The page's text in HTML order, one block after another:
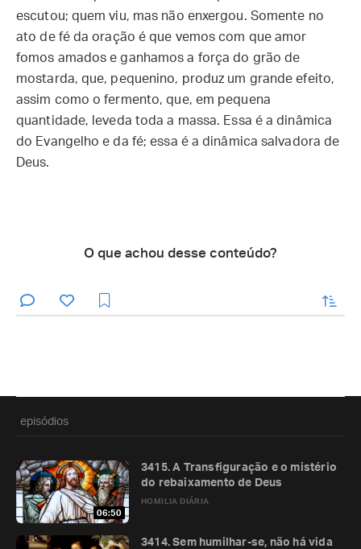
escutou; quem viu, mas não enxergou. Somente no
ato de fé da oração é que vemos com que amor
fomos amados e ganhamos a força do grão de
mostarda, que, pequenino, produz um grande efeito,
assim como o fermento, que, em pequena
quantidade, leveda toda a massa. Essa é a dinâmica
do Evangelho e da fé; essa é a dinâmica salvadora de
Deus.
O que achou desse conteúdo?
enviar
episódios
06:50
HOMILIA DIÁRIA
3415. A Transfiguração e o mistério
do rebaixamento de Deus
3414. Sem humilhar-se, não há vida